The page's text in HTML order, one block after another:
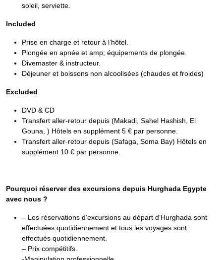
soleil, serviette.
Included
Prise en charge et retour à l’hôtel.
Plongée en apnée et amp; équipements de plongée.
Divemaster & instructeur.
Déjeuner et boissons non alcoolisées (chaudes et froides)
Excluded
DVD & CD
Transfert aller-retour depuis (Makadi, Sahel Hashish, El
Gouna, ) Hôtels en supplément 5 € par personne.
Transfert aller-retour depuis (Safaga, Soma Bay) Hôtels en
supplément 10 € par personne.
Pourquoi réserver des excursions depuis Hurghada Egypte
avec nous ?
– Les réservations d’excursions au départ d’Hurghada sont
effectuées quotidiennement et tous les voyages sont
effectués quotidiennement.
– Prix compétitifs.